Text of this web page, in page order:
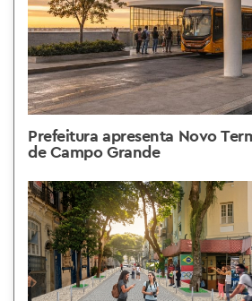
Prefeitura apresenta Novo
de Campo Grande